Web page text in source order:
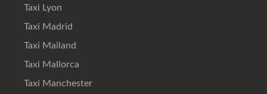
Taxi Lyon
Taxi Madrid
Taxi Mailand
Taxi Mallorca
Taxi Manchester